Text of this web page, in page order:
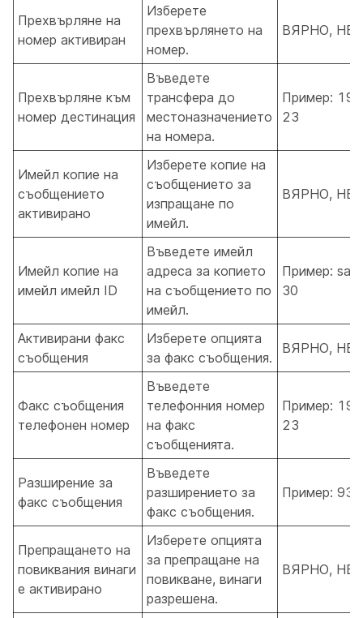
Прехвърляне на
номер активиран
Изберете
прехвърлянето на
номер.
ВЯРНО,
Прехвърляне към
номер дестинация
Въведете
трансфера до
местоназначението
на номера.
Пример:
23
Имейл копие на
съобщението
активирано
Изберете копие на
съобщението за
изпращане по
имейл.
ВЯРНО,
Имейл копие на
имейл имейл ID
Въведете имейл
адреса за копието
на съобщението по
имейл.
Пример:
30
Активирани факс
съобщения
Изберете опцията
за факс съобщения.
ВЯРНО,
Факс съобщения
телефонен номер
Въведете
телефонния номер
на факс
съобщенията.
Пример:
23
Разширение за
факс съобщения
Въведете
разширението за
факс съобщения.
Пример:
Препращането на
повиквания винаги
е активирано
Изберете опцията
за препращане на
повикване, винаги
разрешена.
ВЯРНО,